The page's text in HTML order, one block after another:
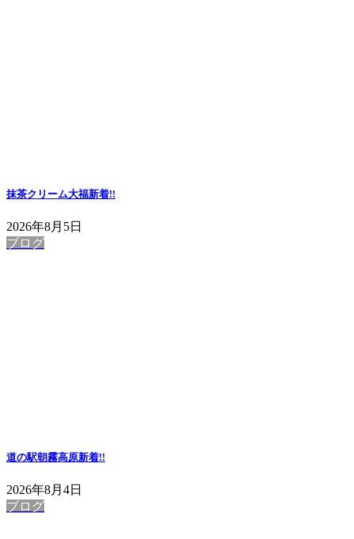
抹茶クリーム大福新着!!
2026年8月5日
ブログ
道の駅朝霧高原新着!!
2026年8月4日
ブログ